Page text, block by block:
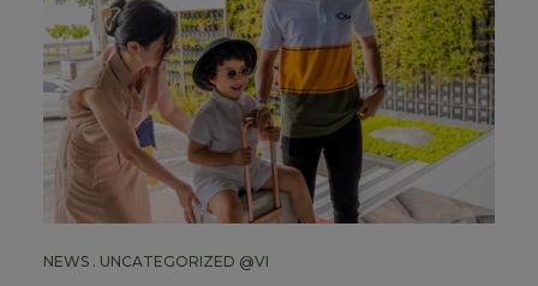
NEWS UNCATEGORIZED @VI